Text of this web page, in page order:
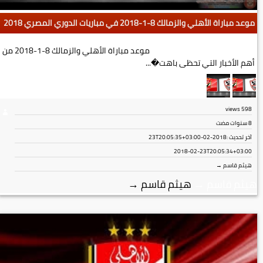
موعد مباراة الأهلي والزمالك 8-1-2018 في مباريات الدوري المصري 2018
موعد مباراة الأهلي والزمالك 8-1-2018 من
أهم الأخبار التي تحظى باهت�...
598
views
8 سنوات مضت
آخر تحديث :2018-02-23T20:05:35+03:00
2018-02-23T20:05:34+03:00
هيثم قاسم →
هيثم قاسم →